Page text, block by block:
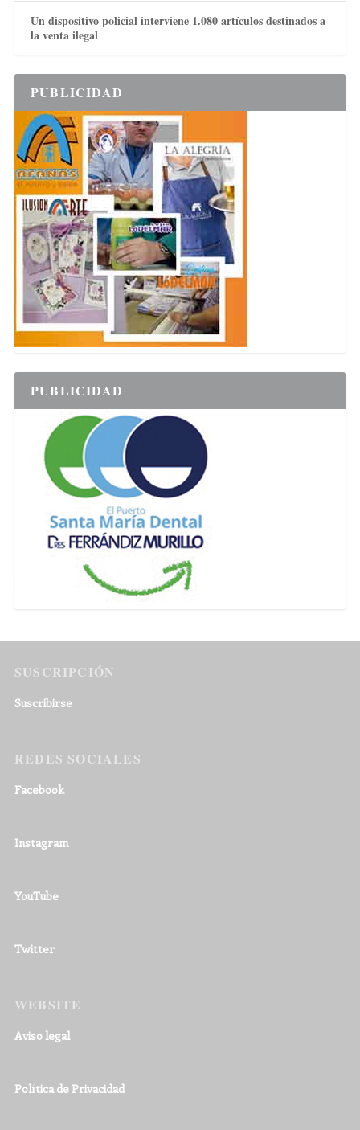
Un dispositivo policial interviene 1.080 artículos destinados a
la venta ilegal
PUBLICIDAD
PUBLICIDAD
SUSCRIPCIÓN
Suscribirse
REDES SOCIALES
Facebook
Instagram
YouTube
Twitter
WEBSITE
Aviso legal
Política de Privacidad